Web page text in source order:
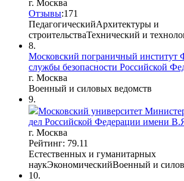
г. Москва
Отзывы:171
ПедагогическийАрхитектуры и
строительстваТехнический и
8.
Московский пограничный институт
службы безопасности Российской
г. Москва
Военный и силовых ведомств
9.
Московский университет
дел Российской Федерации имени
г. Москва
Рейтинг: 79.11
Естественных и гуманитарных
наукЭкономическийВоенный и
10.